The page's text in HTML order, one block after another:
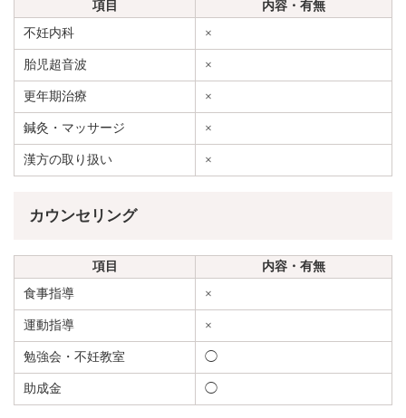
項目
内容・有無
不妊内科
×
胎児超音波 ×
更年期治療 ×
鍼灸・マッサージ ×
漢方の取り扱い ×
カウンセリング
項目
内容・有無
食事指導
×
運動指導 ×
勉強会・不妊教室 ◯
助成金 ◯